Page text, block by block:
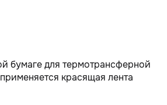
бумаге для термотрансферной
красящая лента